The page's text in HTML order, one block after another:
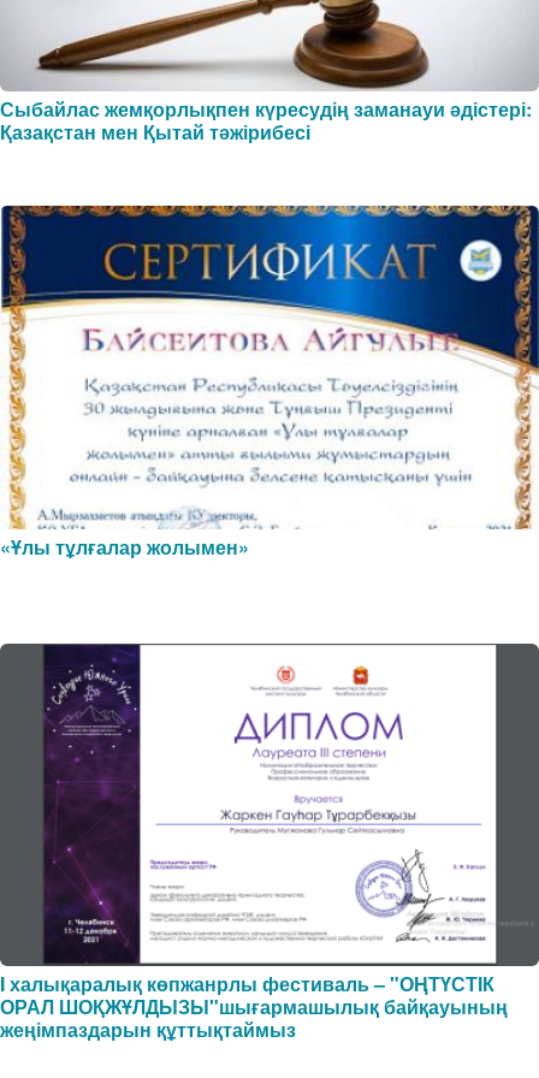
Сыбайлас жемқорлықпен күресудің заманауи әдістері:
Қазақстан мен Қытай тәжірибесі
«Ұлы тұлғалар жолымен»
I халықаралық көпжанрлы фестиваль – "ОҢТҮСТІК
ОРАЛ ШОҚЖҰЛДЫЗЫ"шығармашылық байқауының
жеңімпаздарын құттықтаймыз